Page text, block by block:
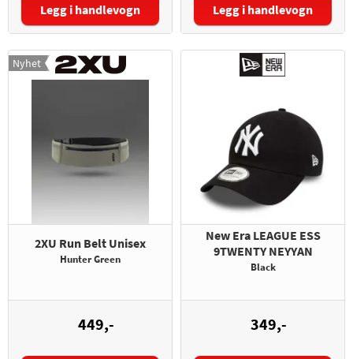
Legg i handlevogn Legg i handlevogn
Nyhet
2XU Run Belt Unisex
Hunter Green
449,-
New Era LEAGUE ESS
9TWENTY NEYYAN
Black
349,-